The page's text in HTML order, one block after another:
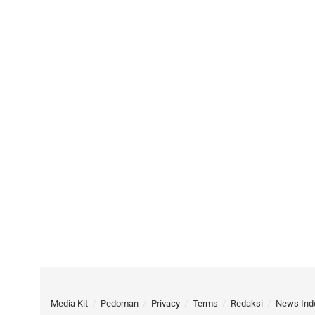
Media Kit Pedoman Privacy Terms Redaksi News